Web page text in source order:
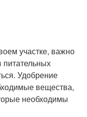
участке, важно
питательных
Удобрение
вещества,
необходимы